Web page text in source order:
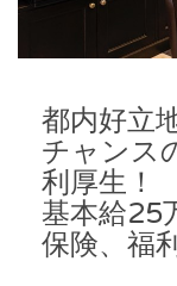
都内好立
チャンス
利厚生！
基本給25
保険、福